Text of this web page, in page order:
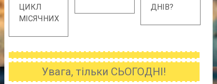
ЦИКЛ
МІСЯЧНИХ
ДНІВ?
Увага, тільки СЬОГОДНІ!